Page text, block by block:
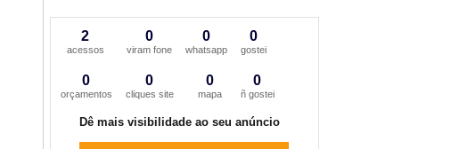
2
acessos
0
viram fone
0
whatsapp
0
gostei
0
orçamentos
0
cliques site
0
mapa
0
ñ gostei
Dê mais visibilidade ao seu anúncio